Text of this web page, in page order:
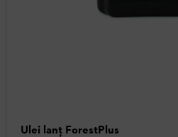
Ulei lanţ ForestPlus